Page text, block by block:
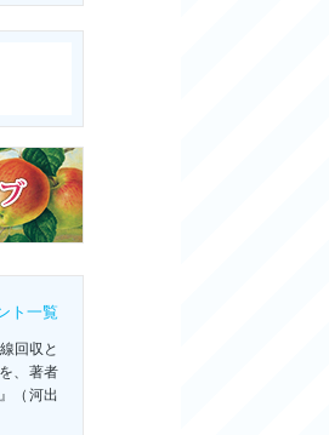
ト一覧
回収と
、著者
（河出